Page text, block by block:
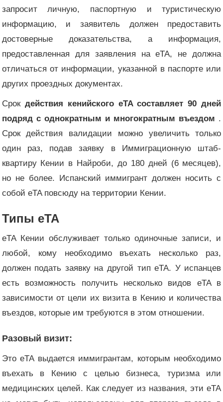
запросит личную, паспортную и туристическую
информацию, и заявитель должен предоставить
достоверные доказательства, а информация,
предоставленная для заявления на eTA, не должна
отличаться от информации, указанной в паспорте или
других проездных документах.
Срок действия кенийского eTA составляет 90 дней
подряд с однократным и многократным въездом .
Срок действия валидации можно увеличить только
один раз, подав заявку в Иммиграционную штаб-
квартиру Кении в Найроби, до 180 дней (6 месяцев),
но не более. Испанский иммигрант должен носить с
собой eTA повсюду на территории Кении.
Типы eTA
eTA Кении обслуживает только одиночные записи, и
любой, кому необходимо въехать несколько раз,
должен подать заявку на другой тип eTA. У испанцев
есть возможность получить несколько видов eTA в
зависимости от цели их визита в Кению и количества
въездов, которые им требуются в этом отношении.
Разовый визит:
Это eTA выдается иммигрантам, которым необходимо
въехать в Кению с целью бизнеса, туризма или
медицинских целей. Как следует из названия, эти eTA